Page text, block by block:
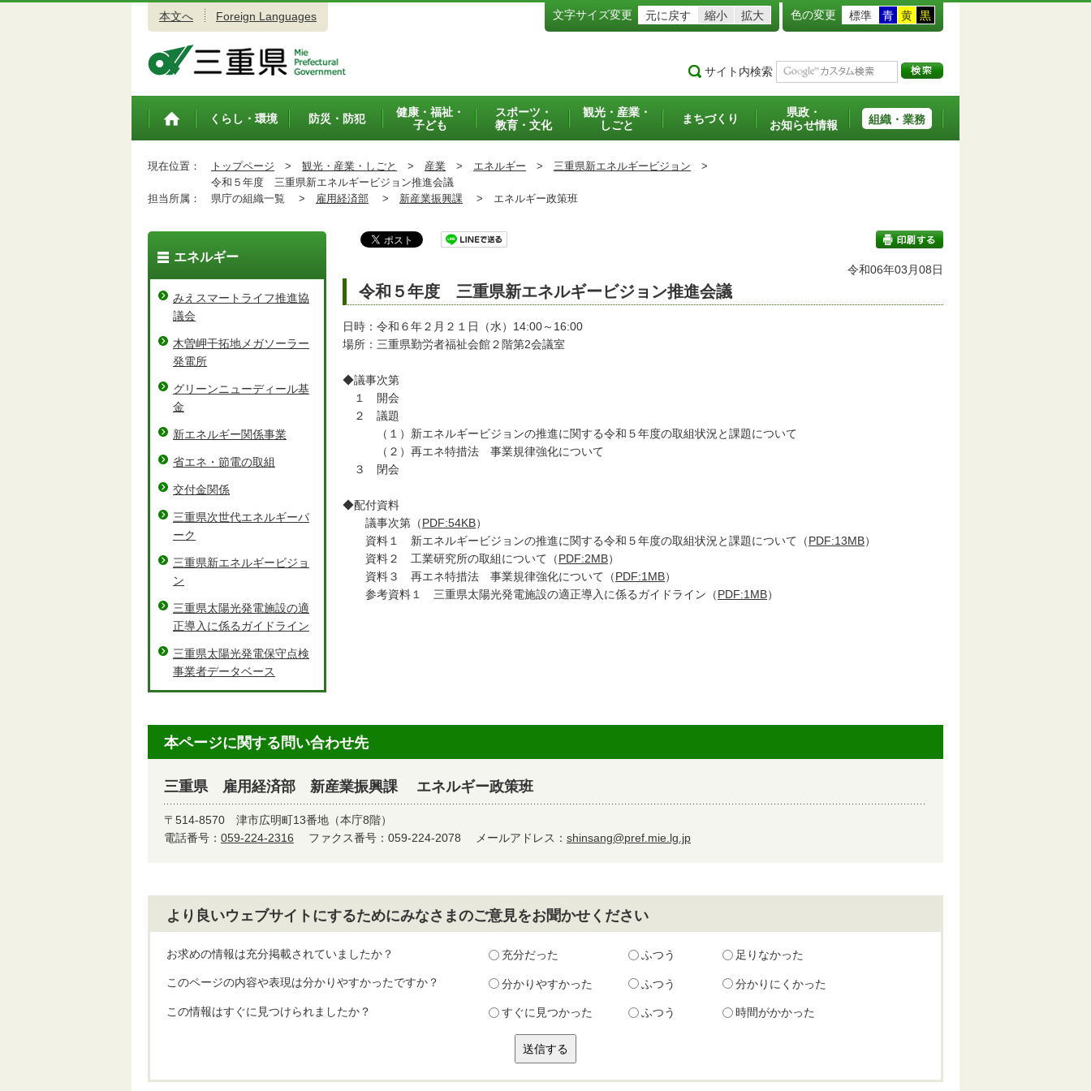
本文へ Foreign Languages 文字サイズ変更 元に戻す 縮小 拡大 色の変更 標準 青 黄 黒
サイト内検索
トップペ
くらし・環境 防災・防犯
健康・福祉・
子ども
スポーツ・
教育・文化
観光・産業・
しごと
まちづくり
県政・
お知らせ情報
組織・業務
現在位置： トップページ > 観光・産業・しごと > 産業 > エネルギー > 三重県新エネルギービジョン >
令和５年度 三重県新エネルギービジョン推進会議
担当所属：
県庁の組織一覧 > 雇用経済部 > 新産業振興課 > エネルギー政策班
印刷する
令和06年03月08日
令和５年度 三重県新エネルギービジョン推進会議
日時：令和６年２月２１日（水）14:00～16:00
場所：三重県勤労者福祉会館２階第2会議室
◆議事次第
１ 開会
２ 議題
（１）新エネルギービジョンの推進に関する令和５年度の取組状況と課題について
（２）再エネ特措法 事業規律強化について
３ 閉会
◆配付資料
議事次第（PDF:54KB）
資料１ 新エネルギービジョンの推進に関する令和５年度の取組状況と課題について（PDF:13MB）
資料２ 工業研究所の取組について（PDF:2MB）
資料３ 再エネ特措法 事業規律強化について（PDF:1MB）
参考資料１ 三重県太陽光発電施設の適正導入に係るガイドライン（PDF:1MB）
エネルギー
みえスマートライフ推進協
議会
木曽岬干拓地メガソーラー
発電所
グリーンニューディール基
金
新エネルギー関係事業
省エネ・節電の取組
交付金関係
三重県次世代エネルギーパ
ーク
三重県新エネルギービジョ
ン
三重県太陽光発電施設の適
正導入に係るガイドライン
三重県太陽光発電保守点検
事業者データベース
本ページに関する問い合わせ先
三重県 雇用経済部 新産業振興課 エネルギー政策班
〒514-8570 津市広明町13番地（本庁8階）
電話番号： 059-224-2316 ファクス番号：059-224-2078 メールアドレス： shinsang@pref.mie.lg.jp
より良いウェブサイトにするためにみなさまのご意見をお聞かせください
お求めの情報は充分掲載されていましたか？ 充分だった ふつう 足りなかった
このページの内容や表現は分かりやすかったですか？ 分かりやすかった ふつう 分かりにくかった
この情報はすぐに見つけられましたか？ すぐに見つかった ふつう 時間がかかった